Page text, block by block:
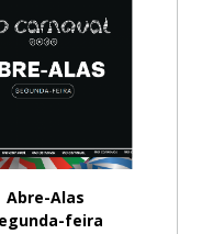
Abre-Alas
feira